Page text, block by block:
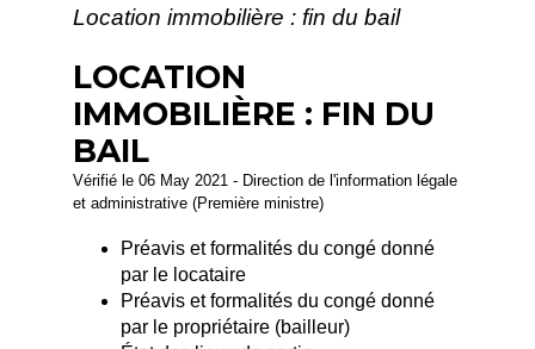
Location immobilière : fin du bail
LOCATION
IMMOBILIÈRE : FIN DU
BAIL
Vérifié le 06 May 2021 - Direction de l'information légale
et administrative (Première ministre)
Préavis et formalités du congé donné
par le locataire
Préavis et formalités du congé donné
par le propriétaire (bailleur)